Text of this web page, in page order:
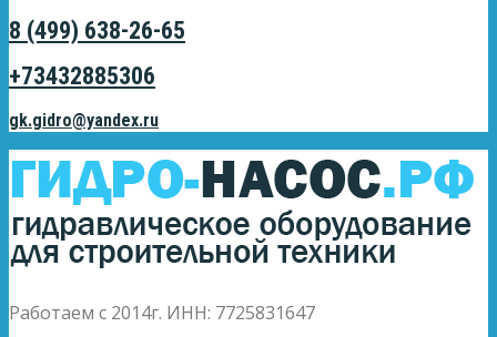
8 (499) 638-26-65
+73432885306
gk.gidro@yandex.ru
Работаем с 2014г. ИНН: 7725831647